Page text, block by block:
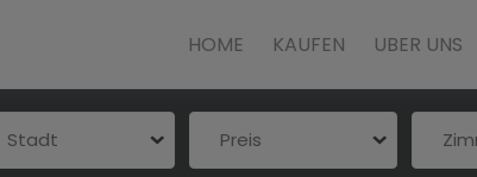
HOME KAUFEN UBER UNS
Stadt Preis